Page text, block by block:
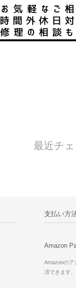
最近チ
支払い方
Amazon
Amazonのア
済できます。